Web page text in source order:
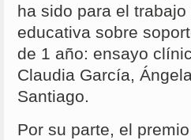
ha sido para el
educativa sobre
de 1 año: ensayo
Claudia García,
Santiago.
Por su parte, el